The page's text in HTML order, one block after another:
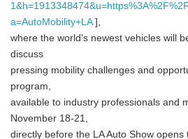
a=AutoMobility+LA],
where the world's newest vehicles will
discuss
pressing mobility challenges and
program,
available to industry professionals and
November 18-21,
directly before the LA Auto Show opens